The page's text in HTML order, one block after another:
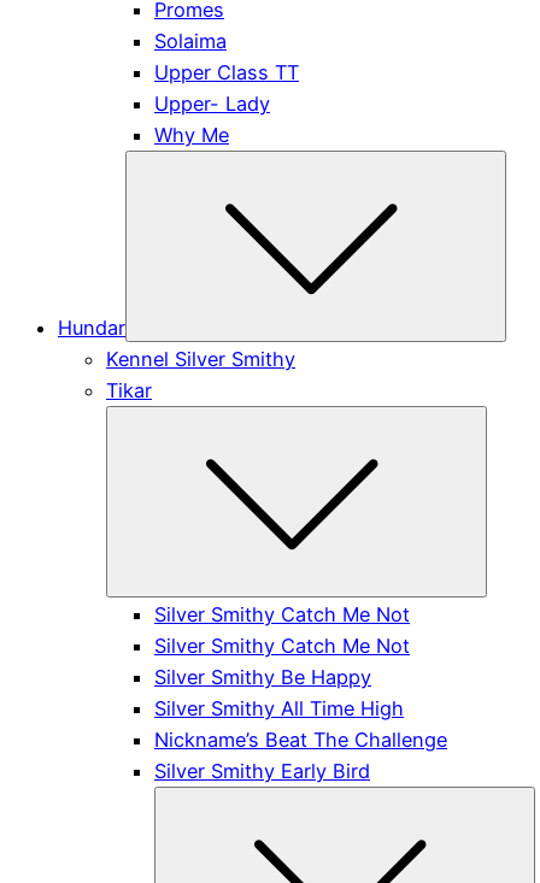
Promes
Solaima
Upper Class TT
Upper- Lady
Why Me
Hundar
Kennel Silver Smithy
Tikar
Silver Smithy Catch Me Not
Silver Smithy Catch Me Not
Silver Smithy Be Happy
Silver Smithy All Time High
Nickname’s Beat The Challenge
Silver Smithy Early Bird